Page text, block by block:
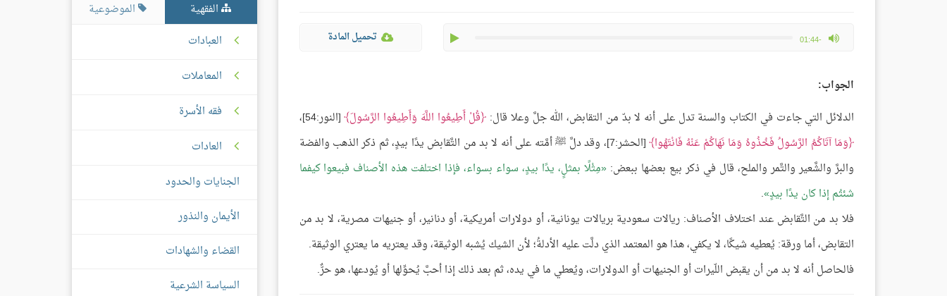
-01:44
max volume تحميل المادة
الجواب:
الدلائل التي جاءت في الكتاب والسنة تدل على أنه لا بدّ من التقابض، الله جلَّ وعلا قال: قُلْ أَطِيعُوا اللَّهَ وَأَطِيعُوا الرَّسُولَ [النور:54]،
وَمَا آتَاكُمُ الرَّسُولُ فَخُذُوهُ وَمَا نَهَاكُمْ عَنْهُ فَانْتَهُوا
[الحشر:7]، وقد دلَّ ﷺ أمَّته على أنه لا بد من التَّقابض يدًا بيدٍ، ثم ذكر الذهب والفضة
والبرَّ والشَّعير والتَّمر والملح، قال في ذكر بيع بعضها ببعض: مِثْلًا بمثلٍ، يدًا بيدٍ، سواء بسواء، فإذا اختلفت هذه الأصناف فبيعوا كيفما
شئتُم إذا كان يدًا بيدٍ .
فلا بد من التَّقابض عند اختلاف الأصناف: ريالات سعودية بريالات يونانية، أو دولارات أمريكية، أو دنانير، أو جنيهات مصرية، لا بد من
التقابض، أما ورقة: يُعطيه شيكًا، لا يكفي، هذا هو المعتمد الذي دلَّت عليه الأدلةُ؛ لأن الشيك يُشبه الوثيقة، وقد يعتريه ما يعتري الوثيقة.
فالحاصل أنه لا بد من أن يقبض اللّيرات أو الجنيهات أو الدولارات، ويُعطي ما في يده، ثم بعد ذلك إذا أحبَّ يُحوِّلها أو يُودعها، هو حرٌّ.
الفقهية
الموضوعية
العبادات
المعاملات
فقه الأسرة
العادات
الجنايات والحدود
الأيمان والنذور
القضاء والشهادات
السياسة الشرعية